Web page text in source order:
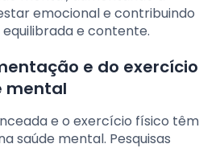
emocional e contribuindo
e contente.
e do exercício
mental
e o exercício físico têm
saúde mental. Pesquisas